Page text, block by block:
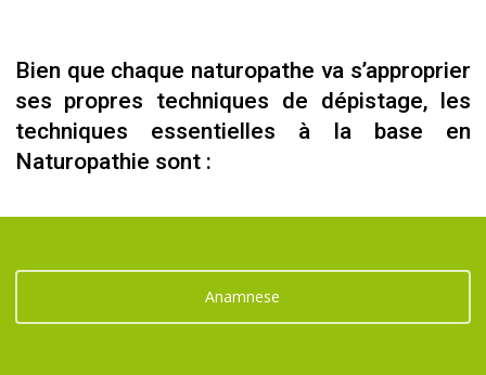
Bien que chaque naturopathe va s’approprier
ses propres techniques de dépistage, les
techniques essentielles à la base en
Naturopathie sont :
Anamnese